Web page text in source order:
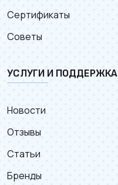
Сертификаты
Советы
УСЛУГИ И ПОДДЕРЖКА
Новости
Отзывы
Статьи
Бренды